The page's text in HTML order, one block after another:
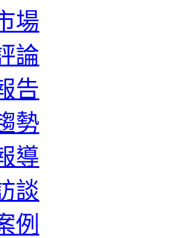
場
論
告
勢
導
談
例